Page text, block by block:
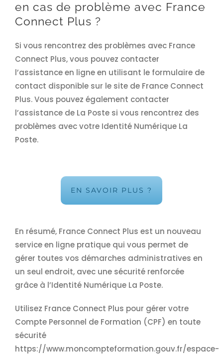
en cas de problème avec France
Connect Plus ?
Si vous rencontrez des problèmes avec France
Connect Plus, vous pouvez contacter
l’assistance en ligne en utilisant le formulaire de
contact disponible sur le site de France Connect
Plus. Vous pouvez également contacter
l’assistance de La Poste si vous rencontrez des
problèmes avec votre Identité Numérique La
Poste.
EN SAVOIR PLUS ?
En résumé, France Connect Plus est un nouveau
service en ligne pratique qui vous permet de
gérer toutes vos démarches administratives en
un seul endroit, avec une sécurité renforcée
grâce à l’Identité Numérique La Poste.
Utilisez France Connect Plus pour gérer votre
Compte Personnel de Formation (CPF) en toute
sécurité
https://www.moncompteformation.gouv.fr/espace-